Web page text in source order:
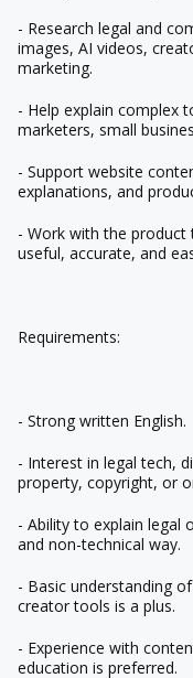
- Research legal and
images, AI videos,
marketing.
- Help explain complex
marketers, small
- Support website
explanations, and
- Work with the
useful, accurate, and
Requirements:
- Strong written English.
- Interest in legal tech,
property, copyright, or
- Ability to explain legal
and non-technical way.
- Basic understanding
creator tools is a plus.
- Experience with
education is preferred.